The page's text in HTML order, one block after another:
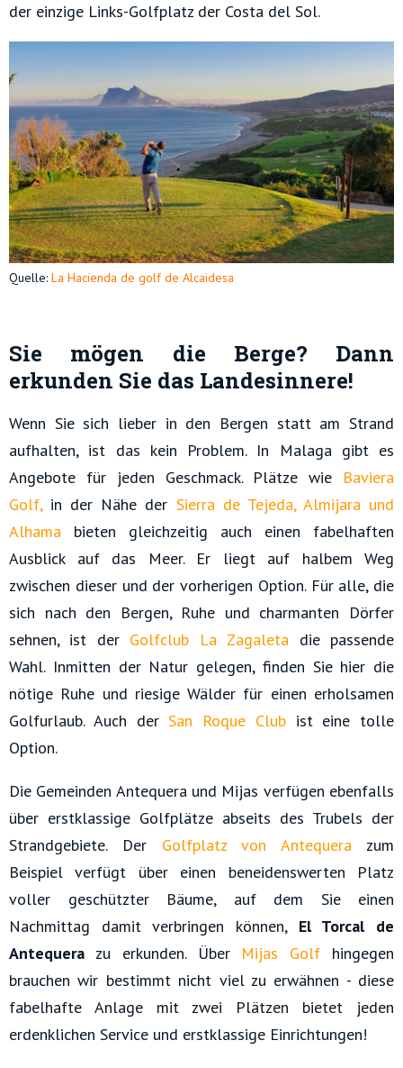
der einzige Links-Golfplatz der Costa del Sol.
Quelle: La Hacienda de golf de Alcaidesa
Sie mögen die Berge? Dann
erkunden Sie das Landesinnere!
Wenn Sie sich lieber in den Bergen statt am Strand
aufhalten, ist das kein Problem. In Malaga gibt es
Angebote für jeden Geschmack. Plätze wie Baviera
Golf,in der Nähe der Sierra de Tejeda, Almijara und
Alhama bieten gleichzeitig auch einen fabelhaften
Ausblick auf das Meer. Er liegt auf halbem Weg
zwischen dieser und der vorherigen Option. Für alle, die
sich nach den Bergen, Ruhe und charmanten Dörfer
sehnen, ist der Golfclub La Zagaleta die passende
Wahl. Inmitten der Natur gelegen, finden Sie hier die
nötige Ruhe und riesige Wälder für einen erholsamen
Golfurlaub. Auch derSan Roque Clubist eine tolle
Option.
Die Gemeinden Antequera und Mijas verfügen ebenfalls
über erstklassige Golfplätze abseits des Trubels der
Strandgebiete. Der Golfplatz von Antequera zum
Beispiel verfügt über einen beneidenswerten Platz
voller geschützter Bäume, auf dem Sie einen
Nachmittag damit verbringen können, El Torcal de
Antequera zu erkunden. Über Mijas Golf hingegen
brauchen wir bestimmt nicht viel zu erwähnen - diese
fabelhafte Anlage mit zwei Plätzen bietet jeden
erdenklichen Service und erstklassige Einrichtungen!